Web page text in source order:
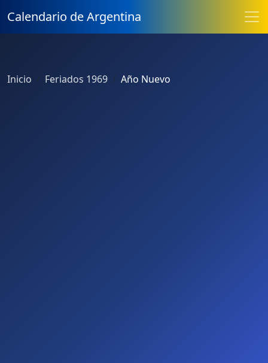
Calendario de Argentina
Inicio Feriados 1969 Año Nuevo